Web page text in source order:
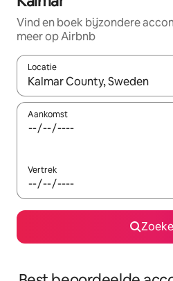
Vind en boek bijzondere
meer op Airbnb
Locatie
Wanneer er resultaten
Aankomst
Vertrek